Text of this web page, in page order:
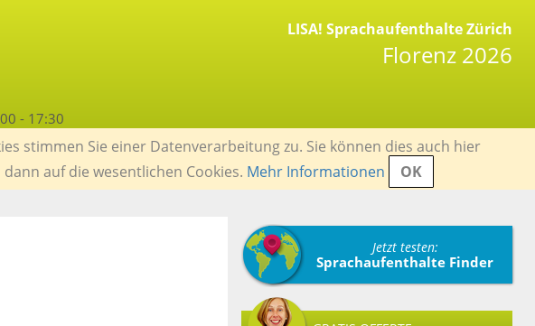
LISA! Sprachaufenthalte Zürich
Florenz 2026
- 17:30
stimmen Sie einer Datenverarbeitung zu. Sie können dies auch hier
auf die wesentlichen Cookies. Mehr Informationen OK
Jetzt testen:
Sprachaufenthalte Finder